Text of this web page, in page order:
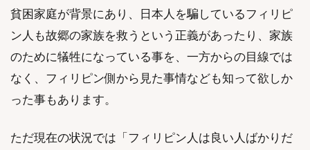
貧困家庭が背景にあり、日本人を騙しているフィリピ
ン人も故郷の家族を救うという正義があったり、家族
のために犠牲になっている事を、一方からの目線では
なく、フィリピン側から見た事情なども知って欲しか
った事もあります。
ただ現在の状況では「フィリピン人は良い人ばかりだ